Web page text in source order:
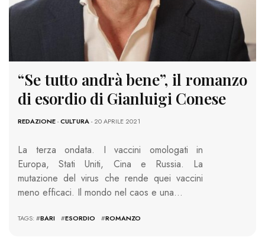
“Se tutto andrà bene”, il romanzo
di esordio di Gianluigi Conese
REDAZIONE-CULTURA- 20 APRILE 2021
La terza ondata. I vaccini omologati in
Europa, Stati Uniti, Cina e Russia. La
mutazione del virus che rende quei vaccini
meno efficaci. Il mondo nel caos e una…
TAGS: #BARI #ESORDIO #ROMANZO